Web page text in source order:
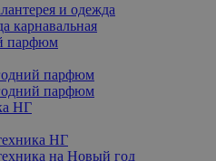
и одежда
карнавальная
парфюм
парфюм
парфюм
НГ
НГ
на Новый год